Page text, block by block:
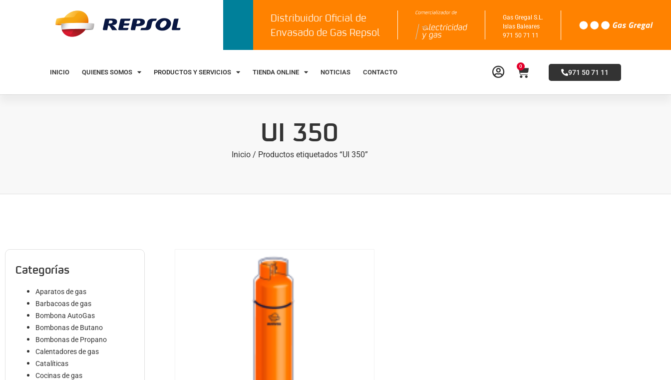
Distribuidor Oficial de
Envasado de Gas Repsol
Gas Gregal S.L.
Islas Baleares
971 50 71 11
INICIO QUIENES SOMOS PRODUCTOS Y SERVICIOS TIENDA ONLINE NOTICIAS CONTACTO
0
971 50 71 11
UI 350
Inicio/ Productos etiquetados “UI 350”
Categorías
Aparatos de gas
Barbacoas de gas
Bombona AutoGas
Bombonas de Butano
Bombonas de Propano
Calentadores de gas
Catalíticas
Cocinas de gas